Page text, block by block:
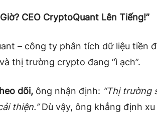
CEO CryptoQuant Lên Tiếng!”
– công ty phân tích dữ liệu tiền
và thị trường crypto đang “ì ạch”.
dõi, ông nhận định: “Thị trường
thiện.”Dù vậy, ông khẳng định